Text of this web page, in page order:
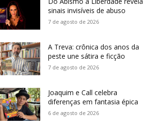
sinais invisíveis de abuso
7 de agosto de 2026
A Treva: crônica dos anos da
peste une sátira e ficção
7 de agosto de 2026
Joaquim e Call celebra
diferenças em fantasia épica
6 de agosto de 2026